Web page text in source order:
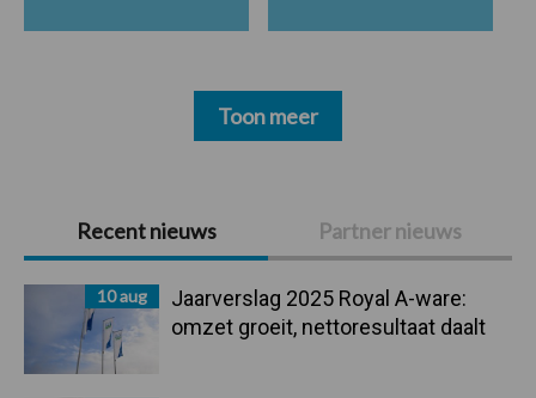
Primaire
Sidebar
Recent nieuws Partner nieuws
10 aug
Jaarverslag 2025 Royal A-ware:
omzet groeit, nettoresultaat daalt
Toon meer